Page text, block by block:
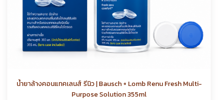
น้ำยาล้างคอนแทคเลนส์ รีนิว | Bausch + Lomb Renu Fresh Multi-
Purpose Solution 355ml